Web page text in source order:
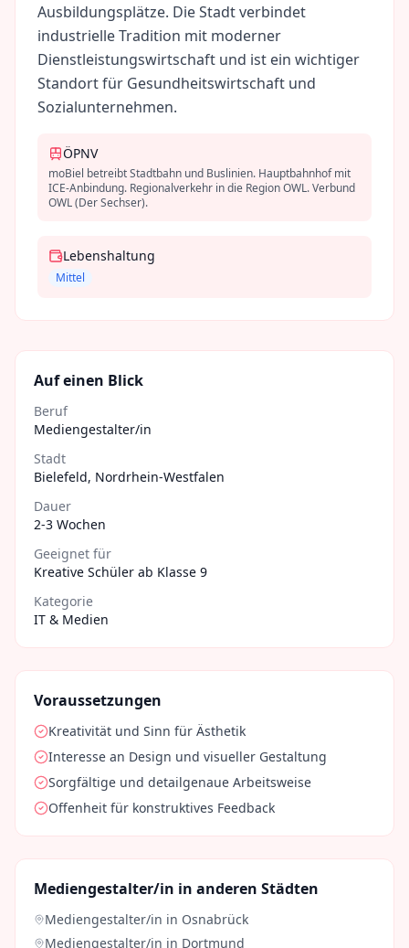
Ausbildungsplätze. Die Stadt verbindet
industrielle Tradition mit moderner
Dienstleistungswirtschaft und ist ein wichtiger
Standort für Gesundheitswirtschaft und
Sozialunternehmen.
ÖPNV
moBiel betreibt Stadtbahn und Buslinien. Hauptbahnhof mit
ICE-Anbindung. Regionalverkehr in die Region OWL. Verbund
OWL (Der Sechser).
Lebenshaltung
Mittel
Auf einen Blick
Beruf
Mediengestalter/in
Stadt
Bielefeld, Nordrhein-Westfalen
Dauer
2-3 Wochen
Geeignet für
Kreative Schüler ab Klasse 9
Kategorie
IT & Medien
Voraussetzungen
Kreativität und Sinn für Ästhetik
Interesse an Design und visueller Gestaltung
Sorgfältige und detailgenaue Arbeitsweise
Offenheit für konstruktives Feedback
Mediengestalter/in in anderen Städten
Mediengestalter/in in Osnabrück
Mediengestalter/in in Dortmund